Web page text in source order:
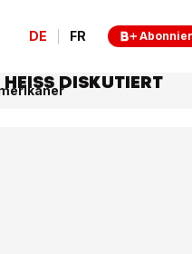
DE FR
HEISS DISKUTIERT